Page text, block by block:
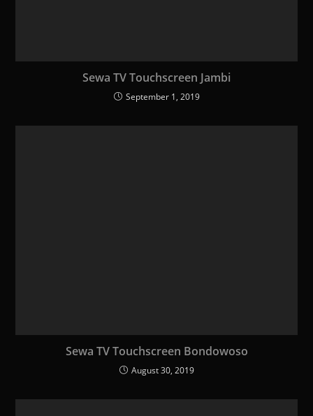
Sewa TV Touchscreen Jambi
September 1, 2019
Sewa TV Touchscreen Bondowoso
August 30, 2019